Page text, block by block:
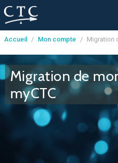
Panneau de gestion des cookies
Accueil / Mon compte / Migration
Migration de
myCTC